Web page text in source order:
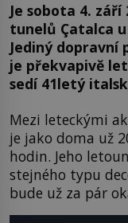
Je sobota 4.
tunelů Çatalca
Jediný
je překvapivě
sedí 41letý
Mezi leteckými
je jako doma už
hodin. Jeho
stejného typu
bude už za pár